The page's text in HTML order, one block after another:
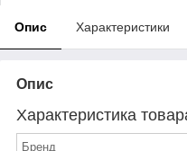
Опис Характеристики
Опис
Характеристика
Бренд